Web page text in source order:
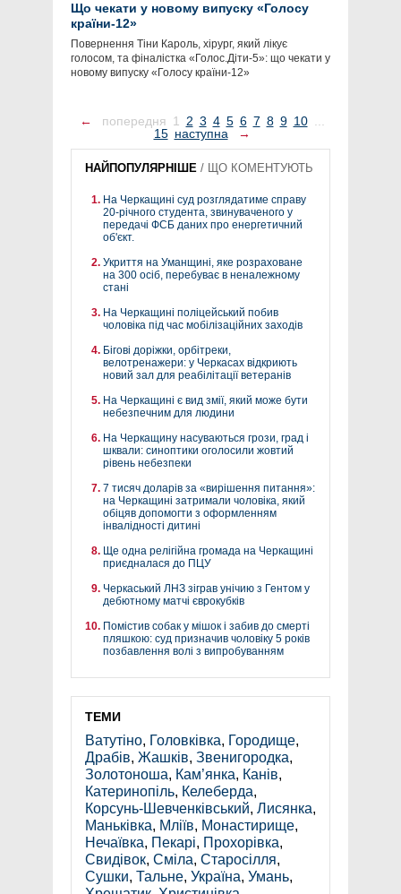
Що чекати у новому випуску «Голосу
країни-12»
Повернення Тіни Кароль, хірург, який лікує
голосом, та фіналістка «Голос.Діти-5»: що чекати у
новому випуску «Голосу країни-12»
← попередня 1 2 3 4 5 6 7 8 9 10 ...
15 наступна →
НАЙПОПУЛЯРНІШЕ / ЩО КОМЕНТУЮТЬ
На Черкащині суд розглядатиме справу
20-річного студента, звинуваченого у
передачі ФСБ даних про енергетичний
об'єкт.
Укриття на Уманщині, яке розраховане
на 300 осіб, перебуває в неналежному
стані
На Черкащині поліцейський побив
чоловіка під час мобілізаційних заходів
Бігові доріжки, орбітреки,
велотренажери: у Черкасах відкриють
новий зал для реабілітації ветеранів
На Черкащині є вид змії, який може бути
небезпечним для людини
На Черкащину насуваються грози, град і
шквали: синоптики оголосили жовтий
рівень небезпеки
7 тисяч доларів за «вирішення питання»:
на Черкащині затримали чоловіка, який
обіцяв допомогти з оформленням
інвалідності дитині
Ще одна релігійна громада на Черкащині
приєдналася до ПЦУ
Черкаський ЛНЗ зіграв унічию з Гентом у
дебютному матчі єврокубків
Помістив собак у мішок і забив до смерті
пляшкою: суд призначив чоловіку 5 років
позбавлення волі з випробуванням
ТЕМИ
Ватутіно, Головківка, Городище,
Драбів, Жашків, Звенигородка,
Золотоноша, Кам’янка, Канів,
Катеринопіль, Келеберда,
Корсунь-Шевченківський, Лисянка,
Маньківка, Мліїв, Монастирище,
Нечаївка, Пекарі, Прохорівка,
Свидівок, Сміла, Старосілля,
Сушки, Тальне, Україна, Умань,